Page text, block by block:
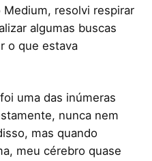
resolvi respirar
algumas buscas
o que estava
foi uma das inúmeras
nunca nem
mas quando
meu cérebro quase